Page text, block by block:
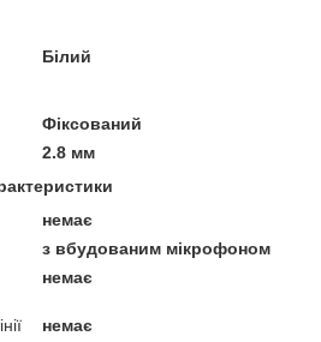
Білий
Фіксований
2.8 мм
немає
з вбудованим мікрофоном
немає
немає